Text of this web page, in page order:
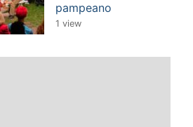
pampeano
1 view